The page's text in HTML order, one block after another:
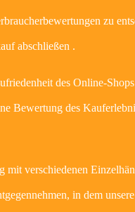
zu
abschließen .
des Online-
Bewertung des
verschiedenen
in dem